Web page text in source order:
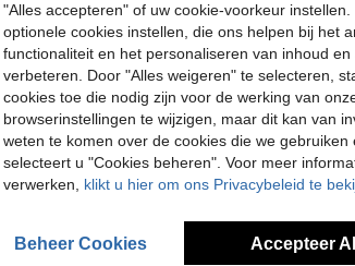
6
Bespaar 0.13€
EU Warehouse -1% Naadloze basislaag top voor dames, ultradun, warm, thermisch, lange mouwen, ronde hals, hoge elasticiteit, herfst-winterstijl
7.72€ 7.85€
6
-2% 1 stuk/set Corduroy make-uptas met bloemenpatroon, multifunctionele cosmetische opbergtas, draagbare make-up organizer met ritssluiting voor cosmetica, huidverzorging,
5.82€ 5.98€
"Alles accepteren" of uw cookie-voorkeur
optionele cookies instellen, die ons helpen bij het
functionaliteit en het personaliseren van inhoud
verbeteren. Door "Alles weigeren" te selecteren,
cookies toe die nodig zijn voor de werking van
browserinstellingen te wijzigen, maar dit kan van
weten te komen over de cookies die we
selecteert u "Cookies beheren". Voor meer
verwerken, klikt u hier om ons Privacybeleid te
Beheer Cookies Accepteer